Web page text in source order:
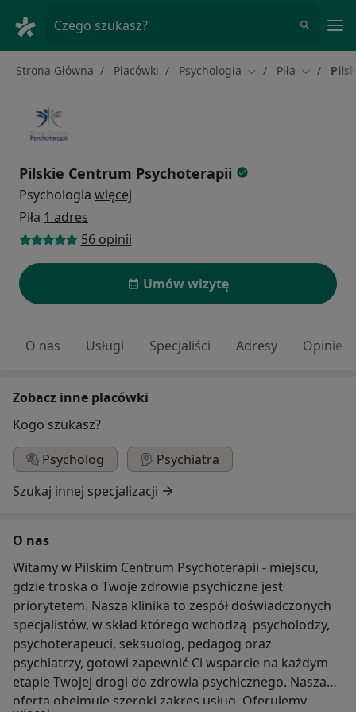
Czego szukasz?
Strona Główna Placówki Psychologia Zmień miasto
Piła Zmień
Pilskie Centrum Psychoterapii
Psychologia więcej
Piła 1 adres
56 opinii
Umów wizytę
O nas Usługi Specjaliści Adresy Opinie
Zobacz inne placówki
Kogo szukasz?
Psycholog
Psychiatra
Szukaj innej specjalizacji
O nas
Witamy w Pilskim Centrum Psychoterapii - miejscu,
gdzie troska o Twoje zdrowie psychiczne jest
priorytetem. Nasza klinika to zespół doświadczonych
specjalistów, w skład którego wchodzą psycholodzy,
psychoterapeuci, seksuolog, pedagog oraz
psychiatrzy, gotowi zapewnić Ci wsparcie na każdym
etapie Twojej drogi do zdrowia psychicznego. Nasza
oferta obejmuje szeroki zakres usług. Oferujemy